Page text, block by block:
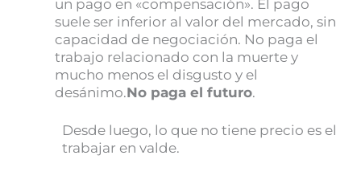
un pago en «compensación». El pago
suele ser inferior al valor del mercado, sin
capacidad de negociación. No paga el
trabajo relacionado con la muerte y
mucho menos el disgusto y el
desánimo.No paga el futuro.
Desde luego, lo que no tiene precio es el
trabajar en valde.